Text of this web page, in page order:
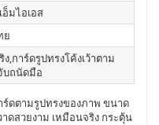
มไอเอส
ย
,การ์ดรูปทรงโค้งเว้าตาม
บถนัดมือ
ดตามรูปทรงของภาพ ขนาด
สวยงาม เหมือนจริง กระตุ้น